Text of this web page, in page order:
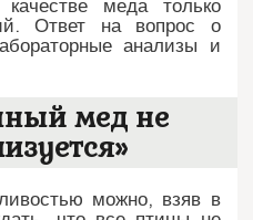
меда только
Ответ на вопрос о
анализы и
мед не
можно, взяв в